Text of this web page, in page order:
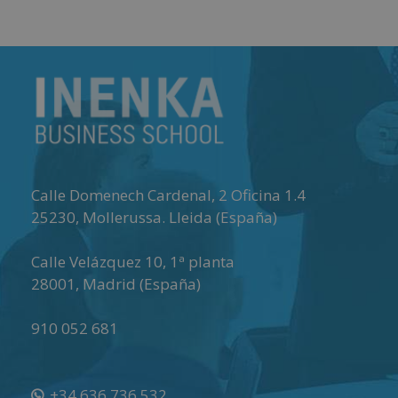
Calle Domenech Cardenal, 2 Oficina 1.4
25230, Mollerussa. Lleida (España)
Calle Velázquez 10, 1ª planta
28001 , Madrid (España)
910 052 681